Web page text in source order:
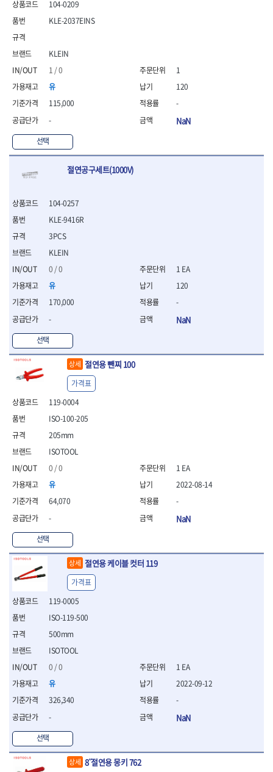
- 날교환드라이버세트
- 드라이버핸들
- 비트홀다드라이버세트
- 드라이버블레이드
- 비트드라이버
- 육각비트
- 검전드라이버
- 육각T렌치
- 전동비트홀다
- 드라이버비트세트
- 옵셋드라이버
- 정밀드라이버
- 기어렌치
- 육각복스드라이버
- 스크류드라이버
- 조절식렌치
- 볼트세터
- 너트드라이버
- 라쳇렌치
- 임팩엑스트라롱소켓
- 드릴척아답타
- 조인트플러그소켓
- 옵셋렌치
- 파워렌치
- 클라이밍비트
- 토크아답타
- 비트소켓세트
- 포지비트
- 일자비트
- 임팩별비트
- 임팩일자비트
- 임팩포지비트
- 임팩십자비트
- 십자비트
- 임팩별비트소켓
- 임팩XZN비트소켓
- 십자비트소켓
- 일자비트소켓
- XZN비트
- 임팩XZN비트
- 라쳇핸들세트
- 토크드라이버
- 포지비트소켓
- 임팩포지비트소켓
- 편구스패너
- 플라이어
- 니퍼
- 에어리베터기
- 타이어압력게이지
- 에어원형샌더
- 에어폴리셔
- 에어스프레이건
- 건식그라인더
- 연마지그
목공기계
이젠
일레드
타이거(TIGER)
협성
황금손
104-0209
KLEIN
1 / 0
유
115,000
-
선택
KLE-2037EINS
1
120
-
NaN
절연공구세트(1000V)
104-0257
KLEIN
0 / 0
유
170,000
-
선택
KLE-9416R
3PCS
1 EA
120
-
NaN
상세 절연용 뺀찌 100
119-0004
ISOTOOL
0 / 0
유
64,070
-
선택
ISO-100-205
205mm
가격표
1 EA
2022-08-14
-
NaN
상세 절연용 케이블 컷터 119
119-0005
ISOTOOL
0 / 0
유
326,340
-
선택
ISO-119-500
500mm
가격표
1 EA
2022-09-12
-
NaN
상세 8˝절연용 몽키 762